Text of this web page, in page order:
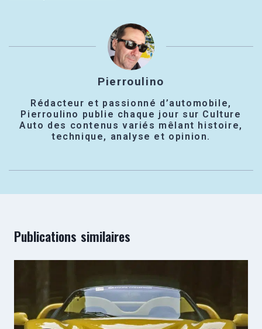
Pierroulino
Rédacteur et passionné d’automobile,
Pierroulino publie chaque jour sur Culture
Auto des contenus variés mêlant histoire,
technique, analyse et opinion.
Publications similaires